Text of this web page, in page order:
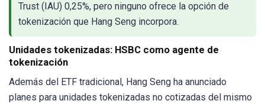
Trust (IAU) 0,25%, pero ninguno ofrece la opción de
tokenización que Hang Seng incorpora.
Unidades tokenizadas: HSBC como agente de
tokenización
Además del ETF tradicional, Hang Seng ha anunciado
planes para unidades tokenizadas no cotizadas del mismo